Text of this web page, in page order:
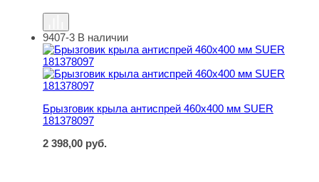
Брызговик крыла антиспрей 460х400 мм SUER
9407-3 В наличии
Брызговик крыла антиспрей 460х400 мм SUER
181378097
2 398,00 руб.